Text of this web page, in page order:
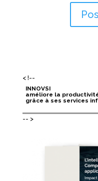
< !--
INNOVSI
améliore la
grâce à ses services
-- >